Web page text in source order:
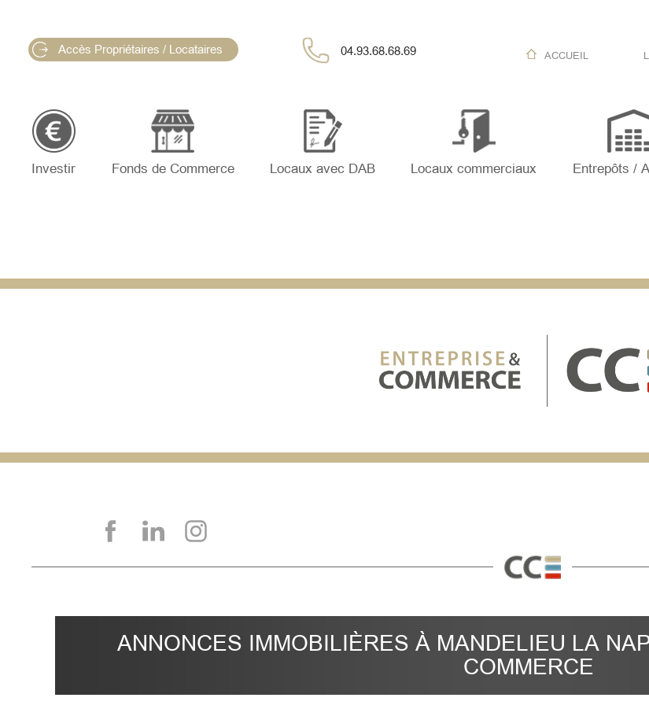
Accès Propriétaires / Locataires 04.93.68.68.69 ACCUEIL
Investir Fonds de Commerce Locaux avec DAB Locaux commerciaux Entrepôts /
ANNONCES IMMOBILIÈRES À MANDELIEU LA
COMMERCE